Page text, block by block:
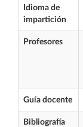
Idioma de
impartición
Profesores
Guía docente
Bibliografía